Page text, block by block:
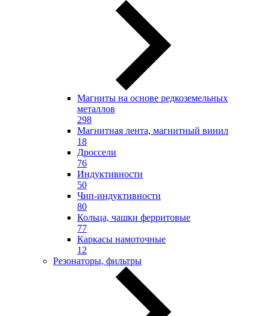
Магниты на основе редкоземельных
металлов
298
Магнитная лента, магнитный винил
18
Дроссели
76
Индуктивности
50
Чип-индуктивности
80
Кольца, чашки ферритовые
77
Каркасы намоточные
12
Резонаторы, фильтры